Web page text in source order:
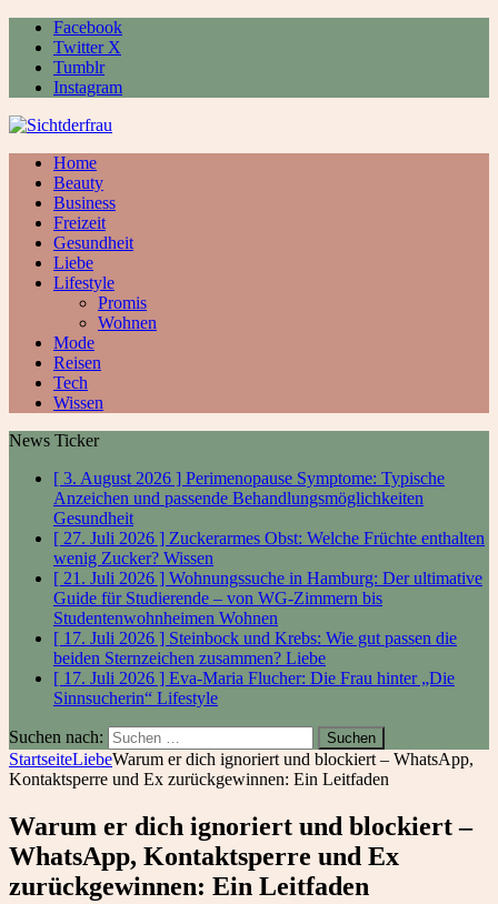
Facebook
Twitter X
Tumblr
Instagram
Home
Beauty
Business
Freizeit
Gesundheit
Liebe
Lifestyle
Promis
Wohnen
Mode
Reisen
Tech
Wissen
News Ticker
[ 3. August 2026 ] Perimenopause Symptome: Typische
Anzeichen und passende Behandlungsmöglichkeiten
Gesundheit
[ 27. Juli 2026 ] Zuckerarmes Obst: Welche Früchte enthalten
wenig Zucker? Wissen
[ 21. Juli 2026 ] Wohnungssuche in Hamburg: Der ultimative
Guide für Studierende – von WG-Zimmern bis
Studentenwohnheimen Wohnen
[ 17. Juli 2026 ] Steinbock und Krebs: Wie gut passen die
beiden Sternzeichen zusammen? Liebe
[ 17. Juli 2026 ] Eva-Maria Flucher: Die Frau hinter „Die
Sinnsucherin“ Lifestyle
Suchen nach:
StartseiteLiebeWarum er dich ignoriert und blockiert – WhatsApp,
Kontaktsperre und Ex zurückgewinnen: Ein Leitfaden
Warum er dich ignoriert und blockiert –
WhatsApp, Kontaktsperre und Ex
zurückgewinnen: Ein Leitfaden